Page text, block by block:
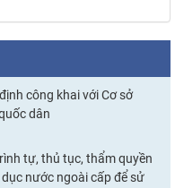
công khai với Cơ sở
dân
tự, thủ tục, thẩm quyền
nước ngoài cấp để sử